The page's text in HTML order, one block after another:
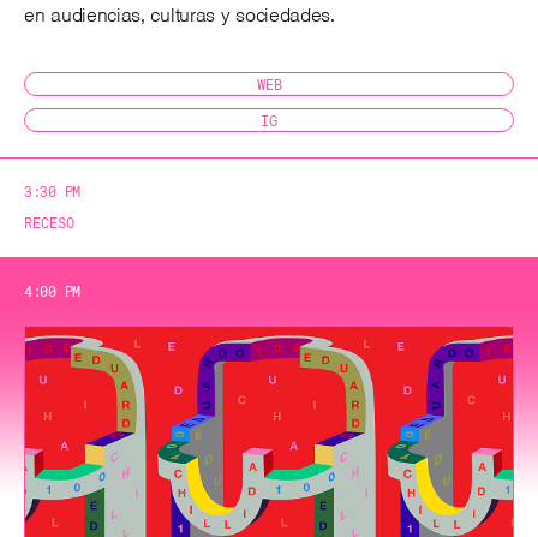
en audiencias, culturas y sociedades.
WEB
IG
3:30 PM
RECESO
4:00 PM